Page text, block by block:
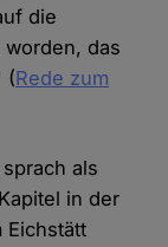
die
das
(Rede zum
sprach als
in der
Eichstätt